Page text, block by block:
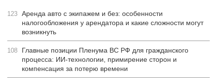
123 Аренда авто с экипажем и без: особенности
налогообложения у арендатора и какие сложности могут
возникнуть
108
Главные позиции Пленума ВС РФ для гражданского
процесса: ИИ-технологии, примирение сторон и
компенсация за потерю времени